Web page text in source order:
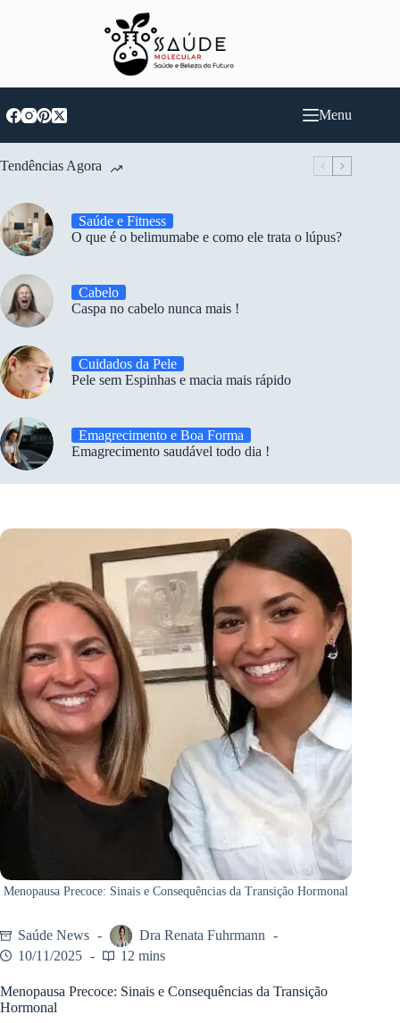
Menu
Tendências Agora
Saúde e Fitness
O que é o belimumabe e como ele trata o lúpus?
Cabelo
Caspa no cabelo nunca mais !
Cuidados da Pele
Pele sem Espinhas e macia mais rápido
Emagrecimento e Boa Forma
Emagrecimento saudável todo dia !
Menopausa Precoce: Sinais e Consequências da Transição Hormonal
Saúde News
Dra Renata Fuhrmann
10/11/2025
12 mins
Menopausa Precoce: Sinais e Consequências da Transição
Hormonal